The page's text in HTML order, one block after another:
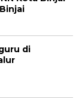
di